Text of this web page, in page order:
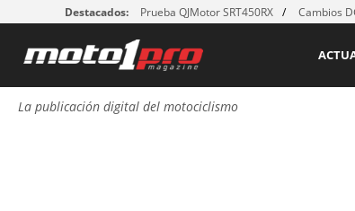
Destacados: Prueba QJMotor SRT450RX Cambios
La publicación digital del motociclismo